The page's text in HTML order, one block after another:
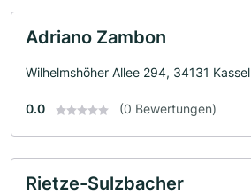
Adriano Zambon
Wilhelmshöher Allee 294, 34131 Kassel
0.0 (0 Bewertungen)
Rietze-Sulzbacher